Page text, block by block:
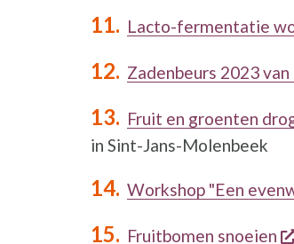
Lacto-fermentatie
Zadenbeurs 2023
Fruit en groenten
in Sint-Jans-Molenbeek
Workshop "Een
Fruitbomen snoeien